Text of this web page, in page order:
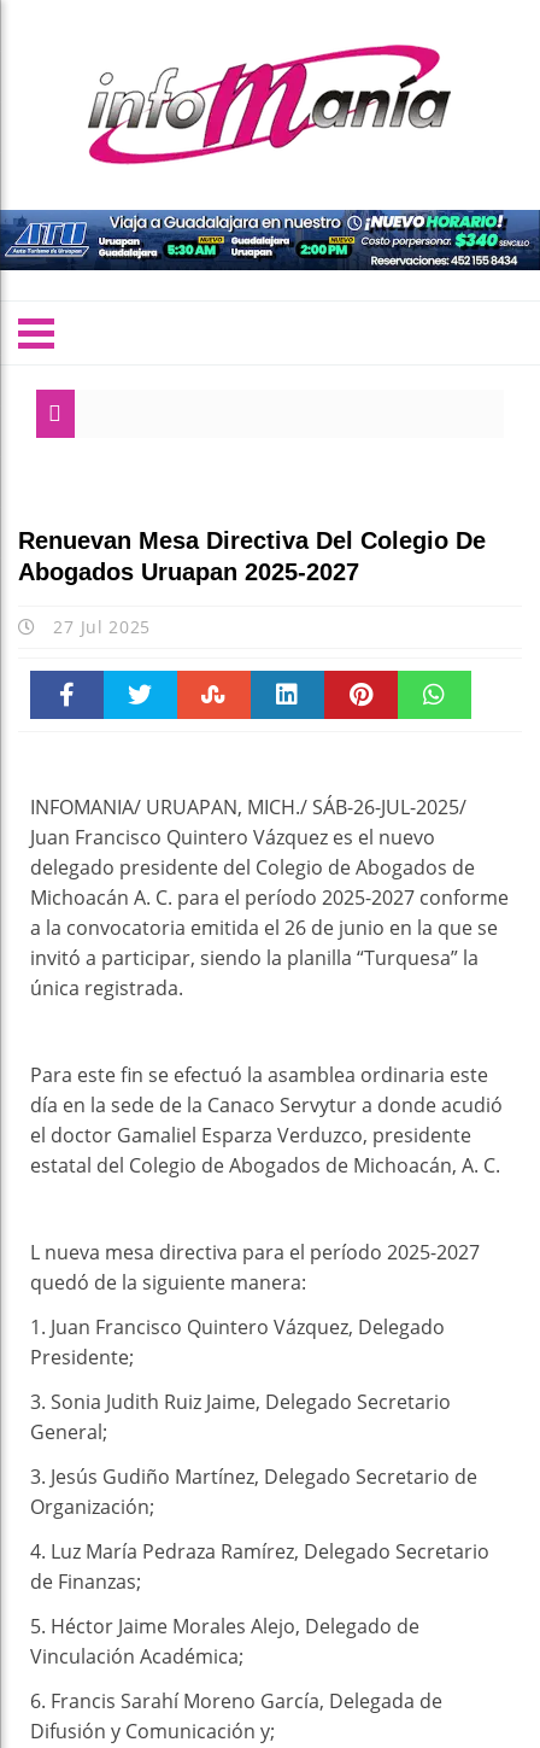
Renuevan Mesa Directiva Del Colegio De
Abogados Uruapan 2025-2027
27 Jul 2025
INFOMANIA/ URUAPAN, MICH./ SÁB-26-JUL-2025/
Juan Francisco Quintero Vázquez es el nuevo
delegado presidente del Colegio de Abogados de
Michoacán A. C. para el período 2025-2027 conforme
a la convocatoria emitida el 26 de junio en la que se
invitó a participar, siendo la planilla “Turquesa” la
única registrada.
Para este fin se efectuó la asamblea ordinaria este
día en la sede de la Canaco Servytur a donde acudió
el doctor Gamaliel Esparza Verduzco, presidente
estatal del Colegio de Abogados de Michoacán, A. C.
L nueva mesa directiva para el período 2025-2027
quedó de la siguiente manera:
1. Juan Francisco Quintero Vázquez, Delegado
Presidente;
3. Sonia Judith Ruiz Jaime, Delegado Secretario
General;
3. Jesús Gudiño Martínez, Delegado Secretario de
Organización;
4. Luz María Pedraza Ramírez, Delegado Secretario
de Finanzas;
5. Héctor Jaime Morales Alejo, Delegado de
Vinculación Académica;
6. Francis Sarahí Moreno García, Delegada de
Difusión y Comunicación y;